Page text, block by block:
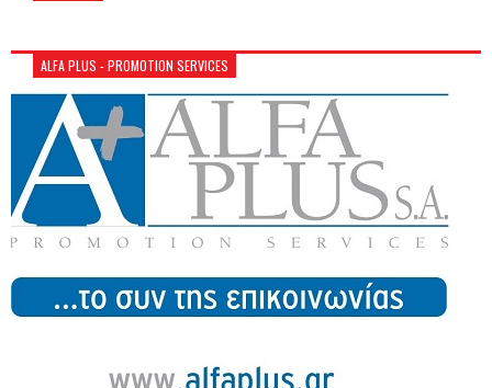
ALFA PLUS - PROMOTION SERVICES